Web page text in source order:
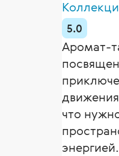
5.0
Аромат-
что
энергией.